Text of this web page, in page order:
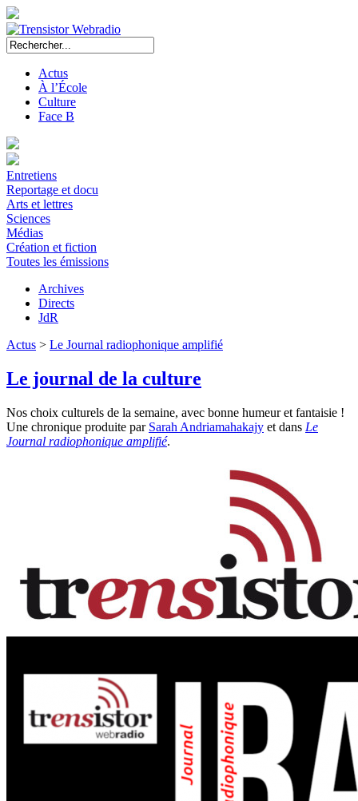
Actus
À l’École
Culture
Face B
Entretiens
Reportage et docu
Arts et lettres
Sciences
Médias
Création et fiction
Toutes les émissions
Archives
Directs
JdR
Actus > Le Journal radiophonique amplifié
Le journal de la culture
Nos choix culturels de la semaine, avec bonne humeur et fantaisie !
Une chronique produite par Sarah Andriamahakajy et dans Le
Journal radiophonique amplifié.